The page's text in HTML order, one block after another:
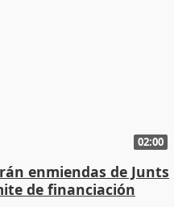
02:00
enmiendas de Junts
de financiación